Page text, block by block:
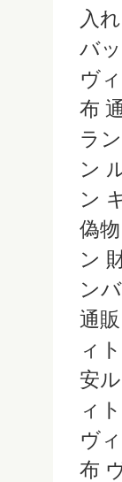
入
バ
ヴ
布
ラ
ン
ン
偽
ン
ン
通
ィ
安
ィ
ヴ
布